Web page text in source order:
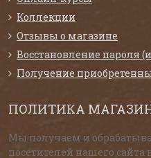
Коллекции
Отзывы о магазине
Восстановление пароля
Получение
ПОЛИТИКА
Мы получаем и
посетителей нашего сайта